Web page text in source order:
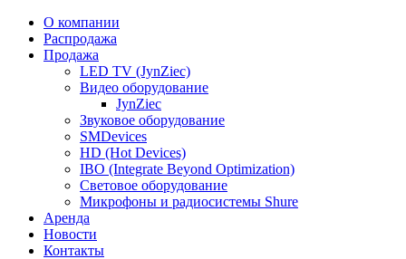
О компании
Распродажа
Продажа
LED TV (JynZiec)
Видео оборудование
JynZiec
Звуковое оборудование
SMDevices
HD (Hot Devices)
IBO (Integrate Beyond Optimization)
Световое оборудование
Микрофоны и радиосистемы Shure
Аренда
Новости
Контакты